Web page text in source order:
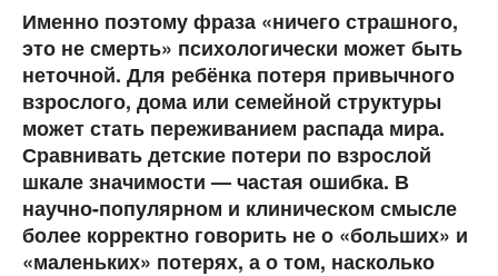
Именно поэтому фраза «ничего страшного,
это не смерть» психологически может быть
неточной. Для ребёнка потеря привычного
взрослого, дома или семейной структуры
может стать переживанием распада мира.
Сравнивать детские потери по взрослой
шкале значимости — частая ошибка. В
научно-популярном и клиническом смысле
более корректно говорить не о «больших» и
«маленьких» потерях, а о том, насколько